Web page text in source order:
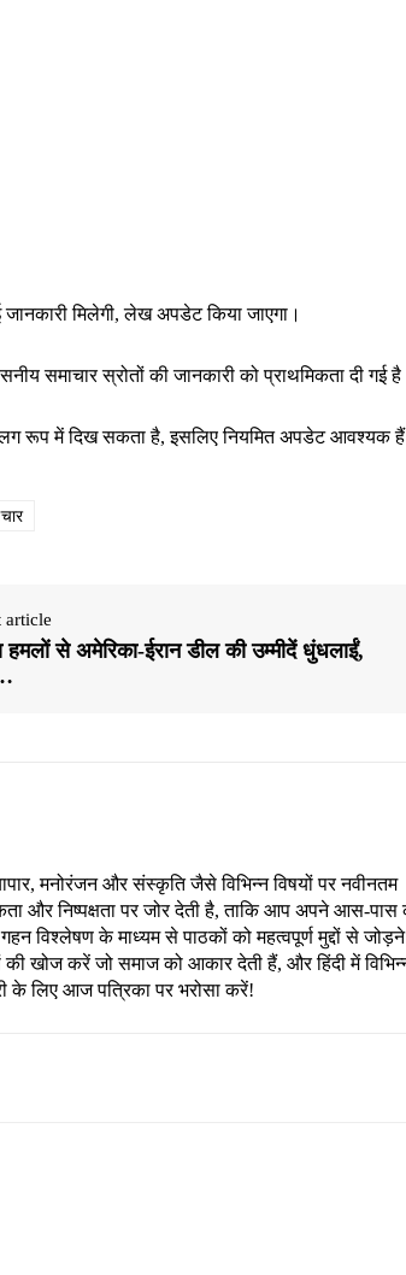
मिलेगी, लेख अपडेट किया जाएगा।
समाचार स्रोतों की जानकारी को प्राथमिकता दी गई
रूप में दिख सकता है, इसलिए नियमित अपडेट आवश्यक
article
हमलों से अमेरिका-ईरान डील की उम्मीदें धुंधलाईं,
मनोरंजन और संस्कृति जैसे विभिन्न विषयों पर नवीनतम
और निष्पक्षता पर जोर देती है, ताकि आप अपने आस-पास
विश्लेषण के माध्यम से पाठकों को महत्वपूर्ण मुद्दों से जोड़ने
खोज करें जो समाज को आकार देती हैं, और हिंदी में
के लिए आज पत्रिका पर भरोसा करें!